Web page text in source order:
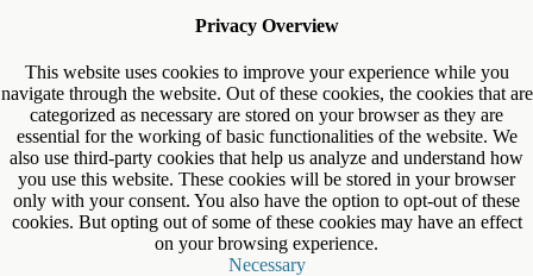
Privacy Overview
This website uses cookies to improve your experience while you
navigate through the website. Out of these cookies, the cookies that are
categorized as necessary are stored on your browser as they are
essential for the working of basic functionalities of the website. We
also use third-party cookies that help us analyze and understand how
you use this website. These cookies will be stored in your browser
only with your consent. You also have the option to opt-out of these
cookies. But opting out of some of these cookies may have an effect
on your browsing experience.
Necessary